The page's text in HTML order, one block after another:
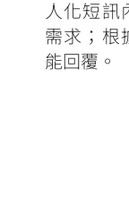
人化短訊
需求；根
能回覆。